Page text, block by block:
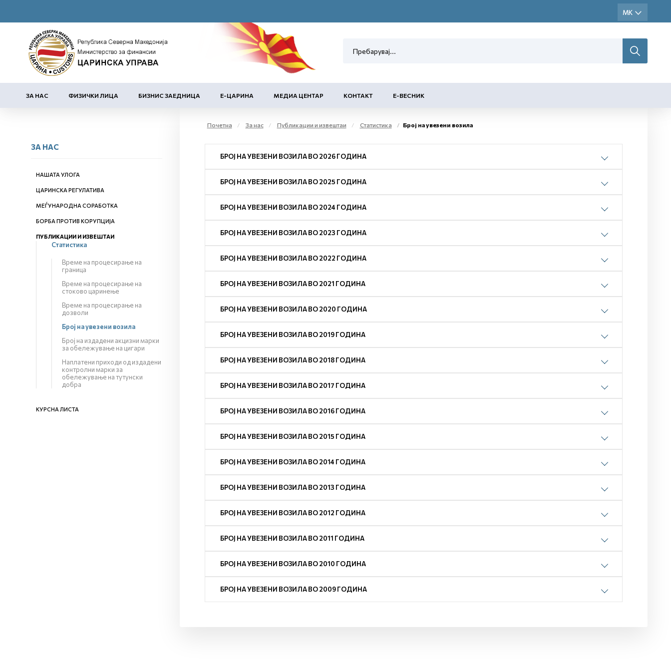
ЗА НАС ФИЗИЧКИ ЛИЦА БИЗНИС ЗАЕДНИЦА Е-ЦАРИНА МЕДИА ЦЕНТАР КОНТАКТ Е-ВЕСНИК
ЗА НАС
НАШАТА УЛОГА
ЦАРИНСКА РЕГУЛАТИВА
МЕЃУНАРОДНА СОРАБОТКА
БОРБА ПРОТИВ КОРУПЦИЈА
ПУБЛИКАЦИИ И ИЗВЕШТАИ
Статистика
Време на процесирање на
граница
Време на процесирање на
стоково царинење
Време на процесирање на
дозволи
Број на увезени возила
Број на издадени акцизни марки
за обележување на цигари
Наплатени приходи од издадени
контролни марки за
обележување на тутунски
добра
КУРСНА ЛИСТА
Почетна За нас Публикации и извештаи Статистика Број на увезени возила
БРОЈ НА УВЕЗЕНИ ВОЗИЛА ВО 2026 ГОДИНА
БРОЈ НА УВЕЗЕНИ ВОЗИЛА ВО 2025 ГОДИНА
БРОЈ НА УВЕЗЕНИ ВОЗИЛА ВО 2024 ГОДИНА
БРОЈ НА УВЕЗЕНИ ВОЗИЛА ВО 2023 ГОДИНА
БРОЈ НА УВЕЗЕНИ ВОЗИЛА ВО 2022 ГОДИНА
БРОЈ НА УВЕЗЕНИ ВОЗИЛА ВО 2021 ГОДИНА
БРОЈ НА УВЕЗЕНИ ВОЗИЛА ВО 2020 ГОДИНА
БРОЈ НА УВЕЗЕНИ ВОЗИЛА ВО 2019 ГОДИНА
БРОЈ НА УВЕЗЕНИ ВОЗИЛА ВО 2018 ГОДИНА
БРОЈ НА УВЕЗЕНИ ВОЗИЛА ВО 2017 ГОДИНА
БРОЈ НА УВЕЗЕНИ ВОЗИЛА ВО 2016 ГОДИНА
БРОЈ НА УВЕЗЕНИ ВОЗИЛА ВО 2015 ГОДИНА
БРОЈ НА УВЕЗЕНИ ВОЗИЛА ВО 2014 ГОДИНА
БРОЈ НА УВЕЗЕНИ ВОЗИЛА ВО 2013 ГОДИНА
БРОЈ НА УВЕЗЕНИ ВОЗИЛА ВО 2012 ГОДИНА
БРОЈ НА УВЕЗЕНИ ВОЗИЛА ВО 2011 ГОДИНА
БРОЈ НА УВЕЗЕНИ ВОЗИЛА ВО 2010 ГОДИНА
БРОЈ НА УВЕЗЕНИ ВОЗИЛА ВО 2009 ГОДИНА